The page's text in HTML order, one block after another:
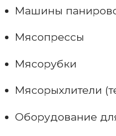
Машины
Мясопрессы
Мясорубки
Мясорыхлители
Оборудование